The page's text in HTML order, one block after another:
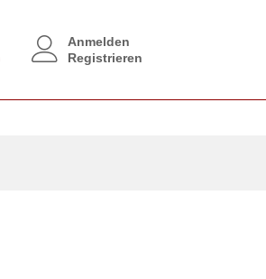
Anmelden
Registrieren